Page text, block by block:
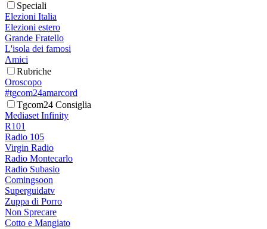
Speciali
Elezioni Italia
Elezioni estero
Grande Fratello
L'isola dei famosi
Amici
Rubriche
Oroscopo
#tgcom24amarcord
Tgcom24 Consiglia
Mediaset Infinity
R101
Radio 105
Virgin Radio
Radio Montecarlo
Radio Subasio
Comingsoon
Superguidatv
Zuppa di Porro
Non Sprecare
Cotto e Mangiato